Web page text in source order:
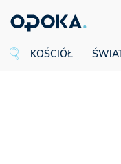
KOŚCIÓŁ